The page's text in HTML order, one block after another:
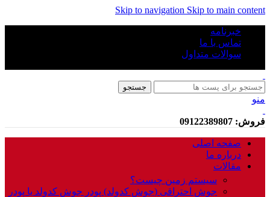
Skip to navigation Skip to main content
خبرنامه
تماس با ما
سوالات متداول
جستجو
منو
فروش: 09122389807
صفحه اصلی
درباره ما
مقالات
سیستم زمین چیست؟
جوش احتراقی (جوش کدولد) پودر جوش کدولد یا پودر